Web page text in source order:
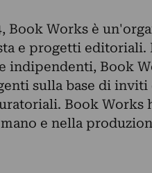
Book Works è
e progetti editoriali.
Book
sulla base di
Book Works
e nella